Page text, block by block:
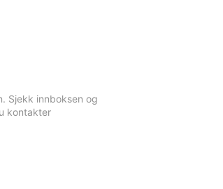
Sjekk innboksen og
kontakter